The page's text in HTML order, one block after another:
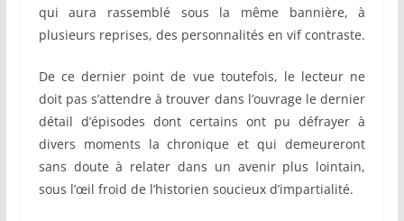
qui aura rassemblé sous la même bannière, à
plusieurs reprises, des personnalités en vif contraste.
De ce dernier point de vue toutefois, le lecteur ne
doit pas s’attendre à trouver dans l’ouvrage le dernier
détail d’épisodes dont certains ont pu défrayer à
divers moments la chronique et qui demeureront
sans doute à relater dans un avenir plus lointain,
sous l’œil froid de l’historien soucieux d’impartialité.